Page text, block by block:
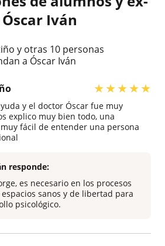
Iván
y otras 10 personas
a Óscar Iván
★★★★★
y el doctor Óscar fue muy
explico muy bien todo, una
fácil de entender una persona
responde:
es necesario en los procesos
sanos y de libertad para
psicológico.